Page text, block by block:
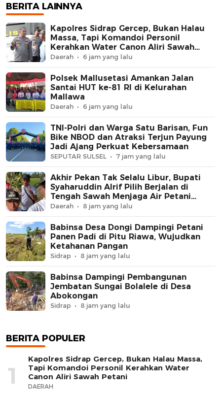
BERITA LAINNYA
Kapolres Sidrap Gercep, Bukan Halau
Massa, Tapi Komandoi Personil
Kerahkan Water Canon Aliri Sawah
Petani
Daerah 6 jam yang lalu
Polsek Mallusetasi Amankan Jalan
Santai HUT ke-81 RI di Kelurahan
Mallawa
Daerah 6 jam yang lalu
TNI-Polri dan Warga Satu Barisan, Fun
Bike NBOD dan Atraksi Terjun Payung
Jadi Ajang Perkuat Kebersamaan
SEPUTAR SULSEL 7 jam yang lalu
Akhir Pekan Tak Selalu Libur, Bupati
Syaharuddin Alrif Pilih Berjalan di
Tengah Sawah Menjaga Air Petani
Sidrap
Daerah 8 jam yang lalu
Babinsa Desa Dongi Dampingi Petani
Panen Padi di Pitu Riawa, Wujudkan
Ketahanan Pangan
Sidrap 8 jam yang lalu
Babinsa Dampingi Pembangunan
Jembatan Sungai Bolalele di Desa
Abokongan
Sidrap 8 jam yang lalu
BERITA POPULER
1
Kapolres Sidrap Gercep, Bukan Halau Massa,
Tapi Komandoi Personil Kerahkan Water
Canon Aliri Sawah Petani
DAERAH